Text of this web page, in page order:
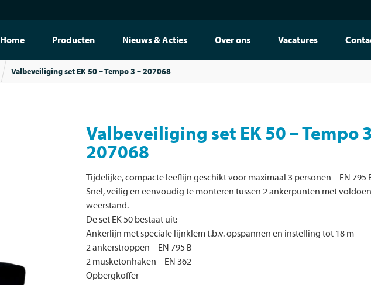
Home Producten Nieuws & Acties Over ons Vacatures
Valbeveiliging set EK 50 – Tempo 3 – 207068
Valbeveiliging set EK 50 – Tempo
207068
Tijdelijke, compacte leeflijn geschikt voor maximaal 3 personen – EN 795
Snel, veilig en eenvoudig te monteren tussen 2 ankerpunten met
weerstand.
De set EK 50 bestaat uit:
Ankerlijn met speciale lijnklem t.b.v. opspannen en instelling tot 18 m
2 ankerstroppen – EN 795 B
2 musketonhaken – EN 362
Opbergkoffer